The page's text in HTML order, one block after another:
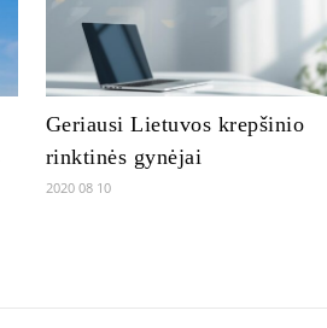
Geriausi Lietuvos krepšinio
rinktinės gynėjai
2020 08 10